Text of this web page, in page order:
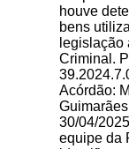
houve
bens
legislação
Criminal.
Acórdão:
30/04/
equipe da